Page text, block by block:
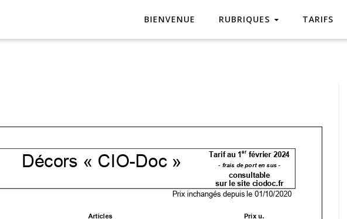
BIENVENUE RUBRIQUES TARIFS